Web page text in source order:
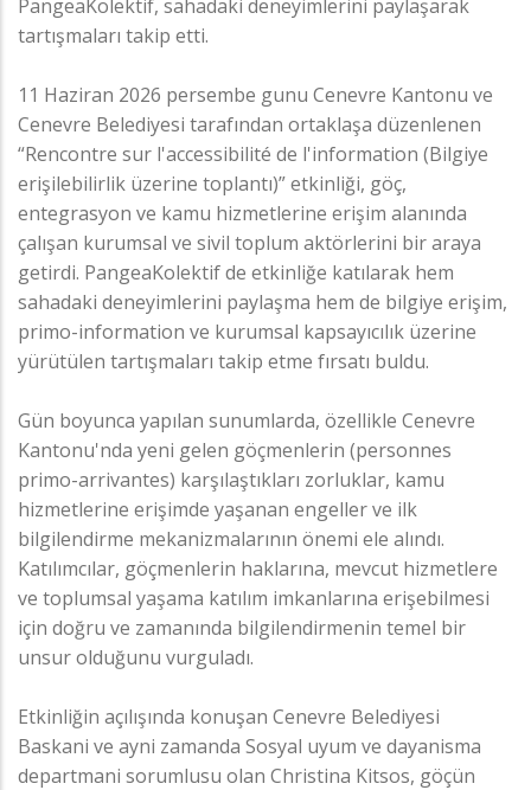
PangeaKolektif, sahadaki deneyimlerini paylaşarak
tartışmaları takip etti.
11 Haziran 2026 persembe gunu Cenevre Kantonu ve
Cenevre Belediyesi tarafından ortaklaşa düzenlenen
“Rencontre sur l'accessibilité de l'information (Bilgiye
erişilebilirlik üzerine toplantı)” etkinliği, göç,
entegrasyon ve kamu hizmetlerine erişim alanında
çalışan kurumsal ve sivil toplum aktörlerini bir araya
getirdi. PangeaKolektif de etkinliğe katılarak hem
sahadaki deneyimlerini paylaşma hem de bilgiye erişim,
primo-information ve kurumsal kapsayıcılık üzerine
yürütülen tartışmaları takip etme fırsatı buldu.
Gün boyunca yapılan sunumlarda, özellikle Cenevre
Kantonu'nda yeni gelen göçmenlerin (personnes
primo-arrivantes) karşılaştıkları zorluklar, kamu
hizmetlerine erişimde yaşanan engeller ve ilk
bilgilendirme mekanizmalarının önemi ele alındı.
Katılımcılar, göçmenlerin haklarına, mevcut hizmetlere
ve toplumsal yaşama katılım imkanlarına erişebilmesi
için doğru ve zamanında bilgilendirmenin temel bir
unsur olduğunu vurguladı.
Etkinliğin açılışında konuşan Cenevre Belediyesi
Baskani ve ayni zamanda Sosyal uyum ve dayanisma
departmani sorumlusu olan Christina Kitsos, göçün